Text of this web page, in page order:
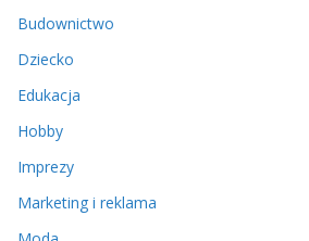
Budownictwo
Dziecko
Edukacja
Hobby
Imprezy
Marketing i reklama